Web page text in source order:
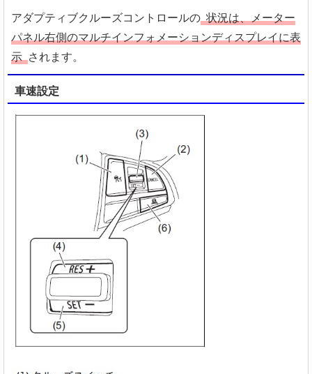
アダプティブクルーズコントロールの 状況は、メーター
パネル右側のマルチインフォメーションディスプレイに表
示 されます。
車速設定